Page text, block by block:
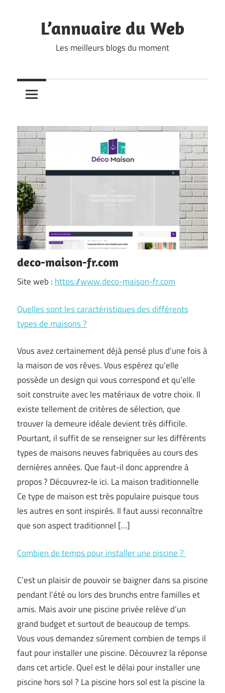
contentL’annuaire du Web
Les meilleurs blogs du moment
deco-maison-fr.com
Site web : https://www.deco-maison-fr.com
Quelles sont les caractéristiques des différents
types de maisons ?
Vous avez certainement déjà pensé plus d’une fois à
la maison de vos rêves. Vous espérez qu’elle
possède un design qui vous correspond et qu’elle
soit construite avec les matériaux de votre choix. Il
existe tellement de critères de sélection, que
trouver la demeure idéale devient très difficile.
Pourtant, il suffit de se renseigner sur les différents
types de maisons neuves fabriquées au cours des
dernières années. Que faut-il donc apprendre à
propos ? Découvrez-le ici. La maison traditionnelle
Ce type de maison est très populaire puisque tous
les autres en sont inspirés. Il faut aussi reconnaître
que son aspect traditionnel […]
Combien de temps pour installer une piscine ?
C’est un plaisir de pouvoir se baigner dans sa piscine
pendant l’été ou lors des brunchs entre familles et
amis. Mais avoir une piscine privée relève d’un
grand budget et surtout de beaucoup de temps.
Vous vous demandez sûrement combien de temps il
faut pour installer une piscine. Découvrez la réponse
dans cet article. Quel est le délai pour installer une
piscine hors sol ? La piscine hors sol est la piscine la